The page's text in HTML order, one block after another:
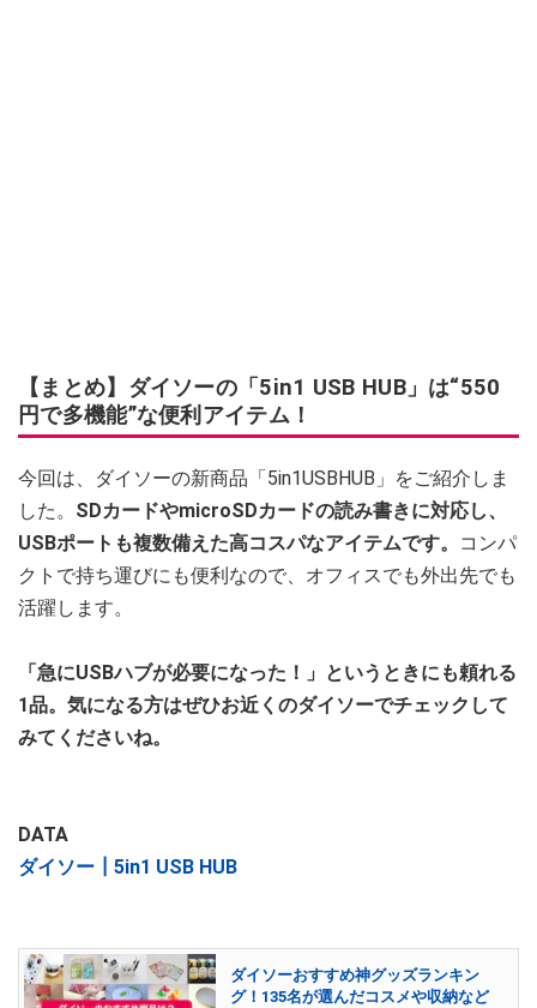
【まとめ】ダイソーの「5in1 USB HUB」は“550
円で多機能”な便利アイテム！
今回は、ダイソーの新商品「5in1USBHUB」をご紹介しま
した。 SDカードやmicroSDカードの読み書きに対応し、
USBポートも複数備えた高コスパなアイテムです。
コンパ
クトで持ち運びにも便利なので、オフィスでも外出先でも
活躍します。
「急にUSBハブが必要になった！」というときにも頼れる
1品。気になる方はぜひお近くのダイソーでチェックして
みてくださいね。
DATA
ダイソー┃5in1 USB HUB
ダイソーおすすめ神グッズランキン
グ！135名が選んだコスメや収納など